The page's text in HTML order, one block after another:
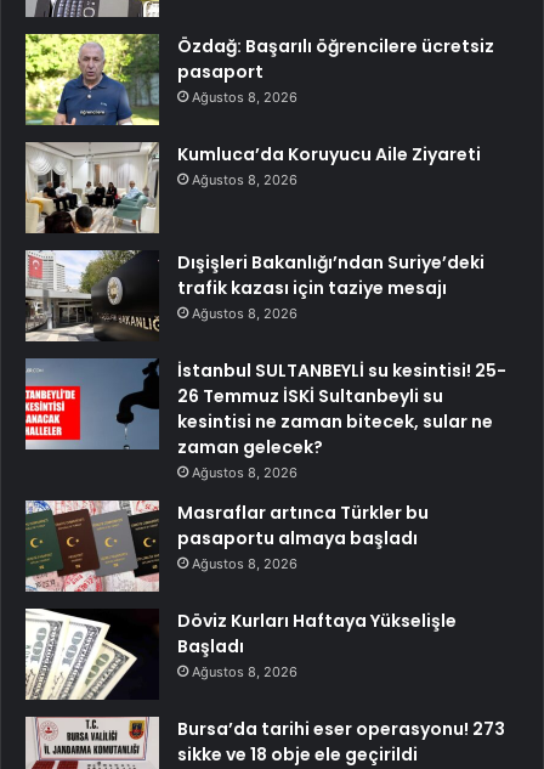
Özdağ: Başarılı öğrencilere ücretsiz
pasaport
Ağustos 8, 2026
Kumluca’da Koruyucu Aile Ziyareti
Ağustos 8, 2026
Dışişleri Bakanlığı’ndan Suriye’deki
trafik kazası için taziye mesajı
Ağustos 8, 2026
İstanbul SULTANBEYLİ su kesintisi! 25-
26 Temmuz İSKİ Sultanbeyli su
kesintisi ne zaman bitecek, sular ne
zaman gelecek?
Ağustos 8, 2026
Masraflar artınca Türkler bu
pasaportu almaya başladı
Ağustos 8, 2026
Döviz Kurları Haftaya Yükselişle
Başladı
Ağustos 8, 2026
Bursa’da tarihi eser operasyonu! 273
sikke ve 18 obje ele geçirildi